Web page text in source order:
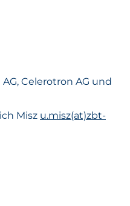
Celerotron AG und
Misz u.misz(at)zbt-